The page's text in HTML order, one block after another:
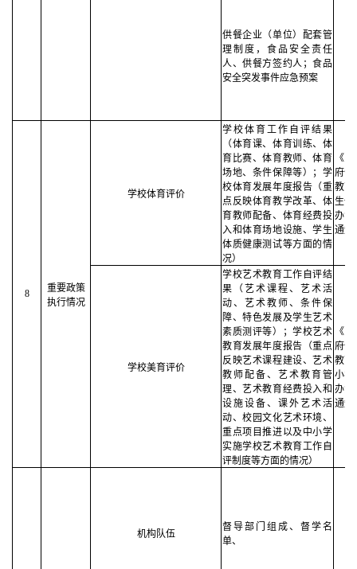
供餐企业（单位）配套管
理制度，食品安全责任
人、供餐方签约人；食品
安全突发事件应急预案
8
重要政策
执行情况
学校体育评价
学校体育工作自评结果
（体育课、体育训练、体
育比赛、体育教师、体育
场地、条件保障等）；学
校体育发展年度报告（重
点反映体育教学改革、体
育教师配备、体育经费投
入和体育场地设施、学生
体质健康测试等方面的情
况）
《
府信
教育
生体
办法
通知
学校美育评价
学校艺术教育工作自评结
果（艺术课程、艺术活
动、艺术教师、条件保
障、特色发展及学生艺术
素质测评等）；学校艺术
教育发展年度报告（重点
反映艺术课程建设、艺术
教师配备、艺术教育管
理、艺术教育经费投入和
设施设备、课外艺术活
动、校园文化艺术环境、
重点项目推进以及中小学
实施学校艺术教育工作自
评制度等方面的情况）
《
府信
教育
小学
办法
通知
机构队伍
督导部门组成、督学名
单、